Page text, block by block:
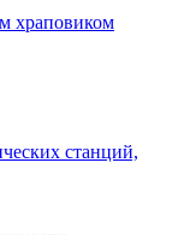
храповиком
станций,